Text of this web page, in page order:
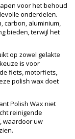
voor het behoud
onderdelen.
carbon, aluminium,
bieden, terwijl het
op zowel gelakte
is voor
fiets, motorfiets,
polish wax doet
Polish Wax niet
reinigende
waardoor uw